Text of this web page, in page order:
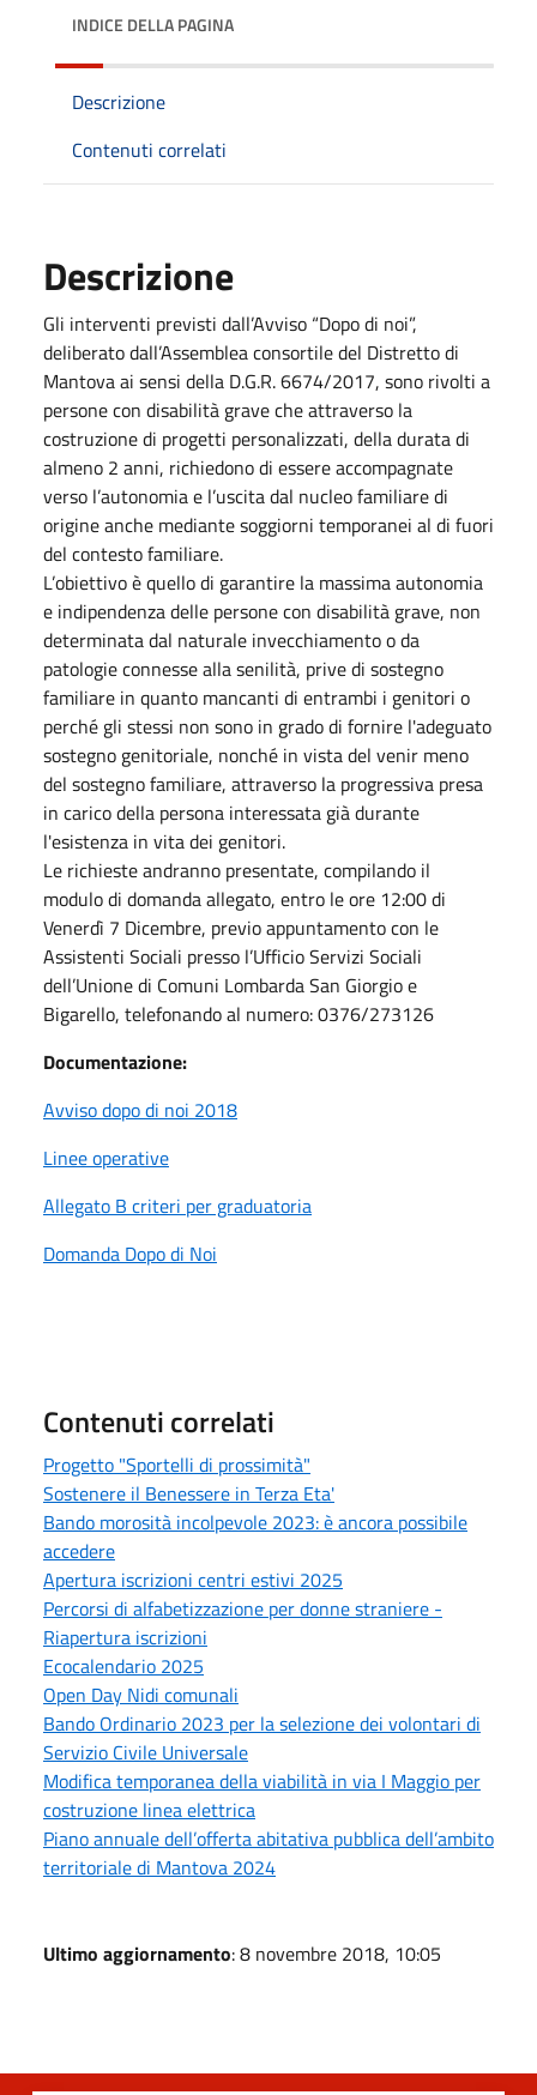
INDICE DELLA PAGINA
Descrizione
Contenuti correlati
Descrizione
Gli interventi previsti dall’Avviso “Dopo di noi”,
deliberato dall’Assemblea consortile del Distretto di
Mantova ai sensi della D.G.R. 6674/2017, sono rivolti a
persone con disabilità grave che attraverso la
costruzione di progetti personalizzati, della durata di
almeno 2 anni, richiedono di essere accompagnate
verso l’autonomia e l’uscita dal nucleo familiare di
origine anche mediante soggiorni temporanei al di fuori
del contesto familiare.
L’obiettivo è quello di garantire la massima autonomia
e indipendenza delle persone con disabilità grave, non
determinata dal naturale invecchiamento o da
patologie connesse alla senilità, prive di sostegno
familiare in quanto mancanti di entrambi i genitori o
perché gli stessi non sono in grado di fornire l'adeguato
sostegno genitoriale, nonché in vista del venir meno
del sostegno familiare, attraverso la progressiva presa
in carico della persona interessata già durante
l'esistenza in vita dei genitori.
Le richieste andranno presentate, compilando il
modulo di domanda allegato, entro le ore 12:00 di
Venerdì 7 Dicembre, previo appuntamento con le
Assistenti Sociali presso l’Ufficio Servizi Sociali
dell’Unione di Comuni Lombarda San Giorgio e
Bigarello, telefonando al numero: 0376/273126
Documentazione:
Avviso dopo di noi 2018
Linee operative
Allegato B criteri per graduatoria
Domanda Dopo di Noi
Contenuti correlati
Progetto "Sportelli di prossimità"
Sostenere il Benessere in Terza Eta'
Bando morosità incolpevole 2023: è ancora possibile
accedere
Apertura iscrizioni centri estivi 2025
Percorsi di alfabetizzazione per donne straniere -
Riapertura iscrizioni
Ecocalendario 2025
Open Day Nidi comunali
Bando Ordinario 2023 per la selezione dei volontari di
Servizio Civile Universale
Modifica temporanea della viabilità in via I Maggio per
costruzione linea elettrica
Piano annuale dell’offerta abitativa pubblica dell’ambito
territoriale di Mantova 2024
Ultimo aggiornamento: 8 novembre 2018, 10:05